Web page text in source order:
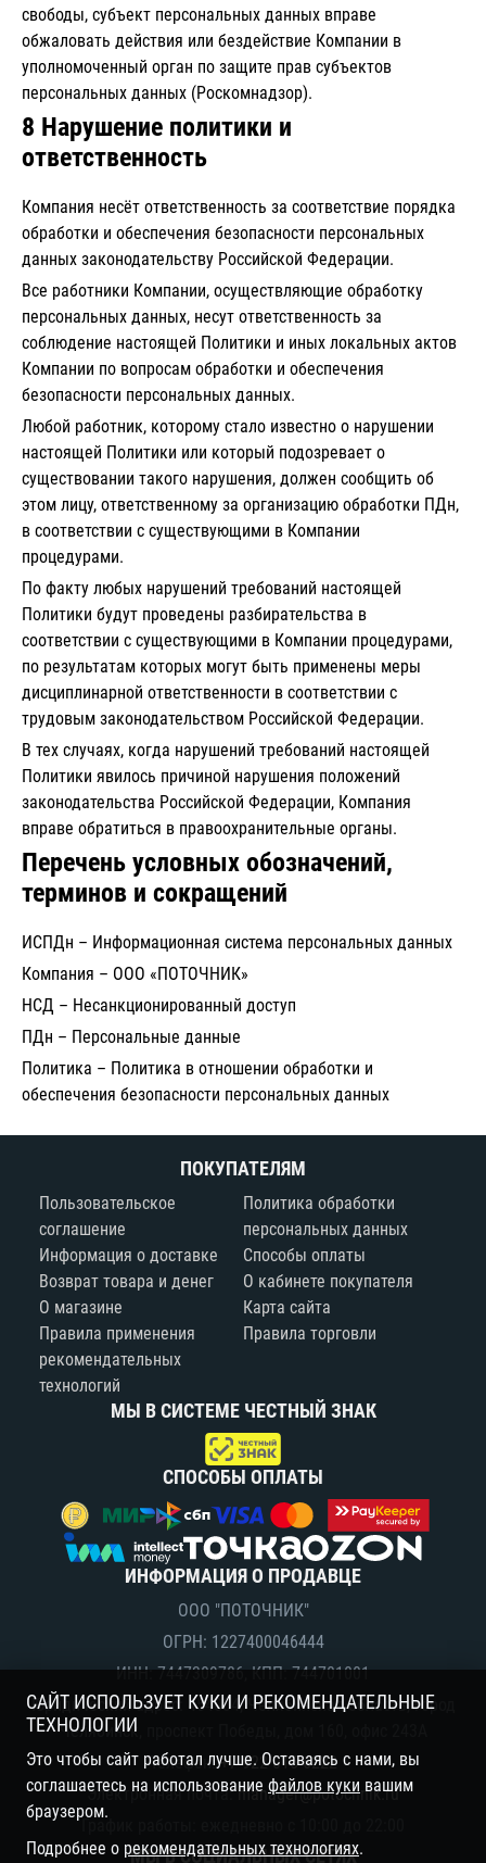
свободы, субъект персональных данных вправе
обжаловать действия или бездействие Компании в
уполномоченный орган по защите прав субъектов
персональных данных (Роскомнадзор).
8 Нарушение политики и
ответственность
Компания несёт ответственность за соответствие порядка
обработки и обеспечения безопасности персональных
данных законодательству Российской Федерации.
Все работники Компании, осуществляющие обработку
персональных данных, несут ответственность за
соблюдение настоящей Политики и иных локальных актов
Компании по вопросам обработки и обеспечения
безопасности персональных данных.
Любой работник, которому стало известно о нарушении
настоящей Политики или который подозревает о
существовании такого нарушения, должен сообщить об
этом лицу, ответственному за организацию обработки ПДн,
в соответствии с существующими в Компании
процедурами.
По факту любых нарушений требований настоящей
Политики будут проведены разбирательства в
соответствии с существующими в Компании процедурами,
по результатам которых могут быть применены меры
дисциплинарной ответственности в соответствии с
трудовым законодательством Российской Федерации.
В тех случаях, когда нарушений требований настоящей
Политики явилось причиной нарушения положений
законодательства Российской Федерации, Компания
вправе обратиться в правоохранительные органы.
Перечень условных обозначений,
терминов и сокращений
ИСПДн – Информационная система персональных данных
Компания – ООО «ПОТОЧНИК»
НСД – Несанкционированный доступ
ПДн – Персональные данные
Политика – Политика в отношении обработки и
обеспечения безопасности персональных данных
ИНФОРМАЦИЯ О ПРОДАВЦЕ
ООО "ПОТОЧНИК"
ОГРН: 1227400046444
ИНН: 7447309786, КПП: 744701001
Юридический адрес: 454084, Челябинская область, город
Челябинск, проспект Победы, дом 160, офис 243А
Телефон:+7 922 015 6222
Электронная почта:manager@potochnik.ru
ПОКУПАТЕЛЯМ
Пользовательское
соглашение
Политика обработки
персональных данных
Информация о доставке
Способы оплаты
Возврат товара и денег
О кабинете покупателя
О магазине
Карта сайта
Правила применения
рекомендательных
технологий
Правила торговли
МЫ В СИСТЕМЕ ЧЕСТНЫЙ ЗНАК
МЫ В СОЦИАЛЬНЫХ СЕТЯХ
СПОСОБЫ ОПЛАТЫ
САЙТ ИСПОЛЬЗУЕТ КУКИ И РЕКОМЕНДАТЕЛЬНЫЕ
ТЕХНОЛОГИИ
Это чтобы сайт работал лучше. Оставаясь с нами, вы
соглашаетесь на использование файлов куки вашим
браузером.
Подробнее о рекомендательных технологиях.